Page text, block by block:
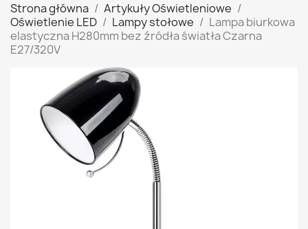
Strona główna
Artykuły Oświetleniowe
Oświetlenie LED
Lampy stołowe
Lampa biurkowa
elastyczna H280mm bez źródła światła Czarna
E27/320V